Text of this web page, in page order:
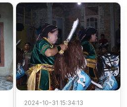
2024-10-31 15:34:13